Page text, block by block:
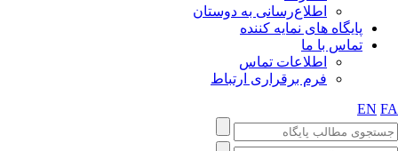
اطلاع‌رسانی به دوستان
پایگاه های نمایه کننده
تماس با ما
اطلاعات تماس
فرم برقراری ارتباط
EN